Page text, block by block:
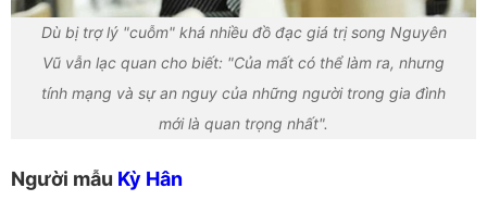
Dù bị trợ lý "cuỗm" khá nhiều đồ đạc giá trị song Nguyên
Vũ vẫn lạc quan cho biết: "Của mất có thể làm ra, nhưng
tính mạng và sự an nguy của những người trong gia đình
mới là quan trọng nhất".
Người mẫu Kỳ Hân